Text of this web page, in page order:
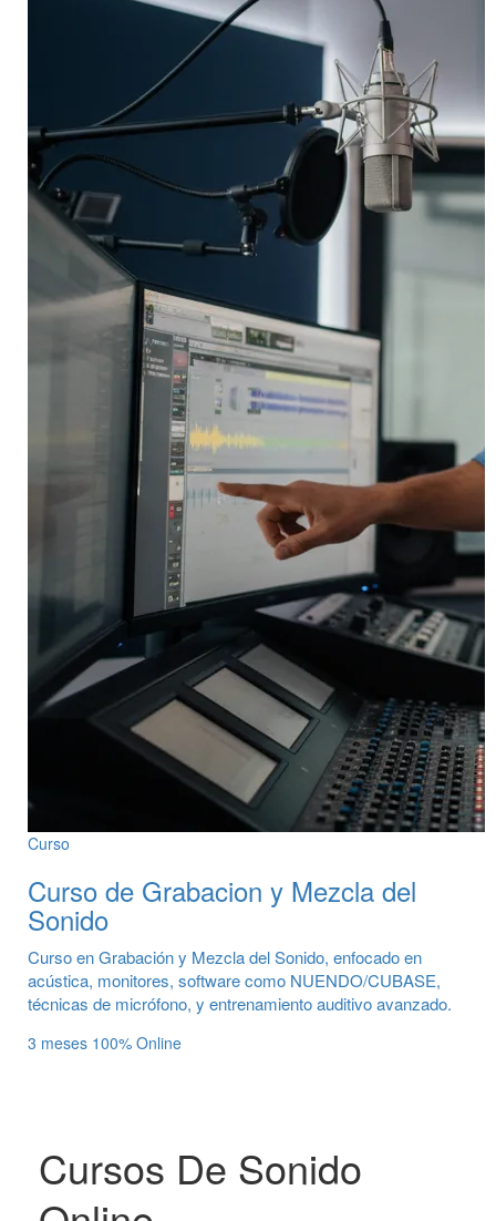
Curso
Curso de Grabacion y Mezcla del
Sonido
Curso en Grabación y Mezcla del Sonido, enfocado en
acústica, monitores, software como NUENDO/CUBASE,
técnicas de micrófono, y entrenamiento auditivo avanzado.
3 meses 100% Online
Cursos De Sonido